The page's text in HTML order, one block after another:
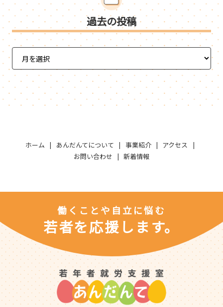
過去の投稿
ホーム あんだんてについて 事業紹介
アクセス
お問い合わせ
新着情報
働くことや自立に悩む
若者を応援します。